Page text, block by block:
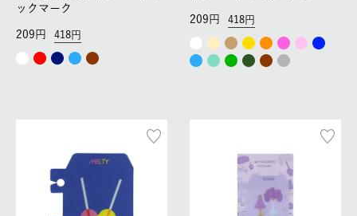
ックマーク
418
209
418
209